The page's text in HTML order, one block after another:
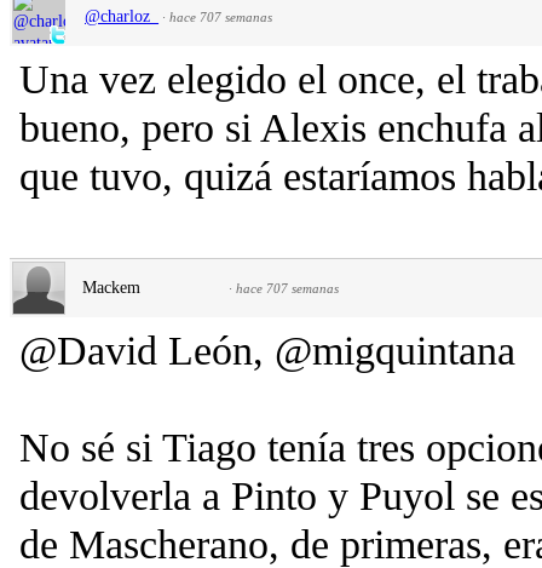
@charloz_ · hace 707 semanas
Una vez elegido el once, el
bueno, pero si Alexis enchufa
que tuvo, quizá estaríamos
Mackem · hace 707 semanas
@David León, @migquintana
No sé si Tiago tenía tres
devolverla a Pinto y Puyol se
de Mascherano, de primeras,